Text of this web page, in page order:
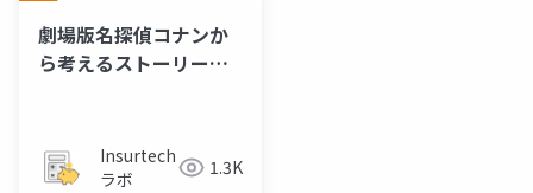
劇場版名探偵コナンか
ら考えるストーリーテ
Insurtech
ラボ
1.3K